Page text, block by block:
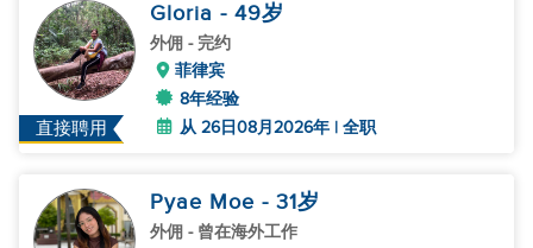
直接聘用
Gloria - 49岁
外佣 - 完约
菲律宾
8年经验
从 26日08月2026年 | 全职
Pyae Moe - 31岁
外佣 - 曾在海外工作